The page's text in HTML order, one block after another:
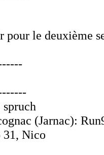
le deuxième
(Jarnac):
31, Nico